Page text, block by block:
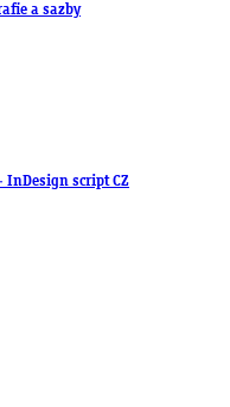
a sazby
script CZ